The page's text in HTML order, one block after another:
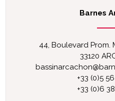
Barnes
44, Boulevard Prom.
33120
+33 (0)5
+33 (0)6